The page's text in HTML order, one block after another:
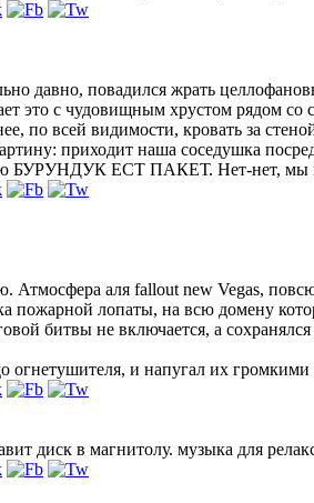
давно, повадился жрать
это с чудовищным хрустом рядом со
по всей видимости, кровать за
приходит наша соседушка
БУРУНДУК ЕСТ ПАКЕТ. Нет-нет, мы
Атмосфера аля fallout new Vegas,
пожарной лопаты, на всю домену
битвы не включается, а сохранялся
огнетушителя, и напугал их
диск в магнитолу. музыка для